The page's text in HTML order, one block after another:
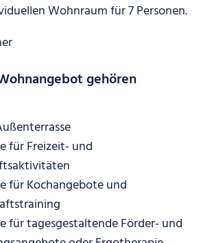
Wohnraum für 7 Personen.
gehören
für Freizeit- und
für Kochangebote und
für tagesgestaltende Förder- und